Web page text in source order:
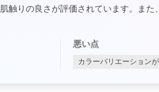
りの良さが評価されています。ま
悪い点
カラーバリエーション